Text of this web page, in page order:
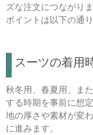
ズな注文につながり
ポイントは以下の通り
スーツの着用
秋冬用、春夏用、ま
する時期を事前に想
地の厚さや素材が変
に進みます。